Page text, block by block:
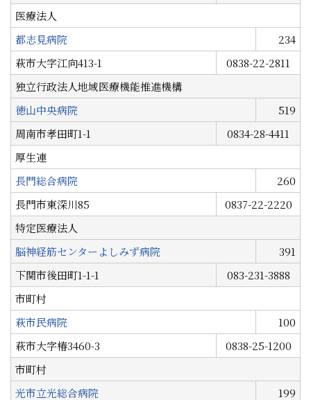
医療法人
都志見病院
234
萩市大字江向413-1
0838-22-2811
独立行政法人地域医療機能推進機構
徳山中央病院
519
周南市孝田町1-1
0834-28-4411
厚生連
長門総合病院
260
長門市東深川85
0837-22-2220
特定医療法人
脳神経筋センターよしみず病院
391
下関市後田町1-1-1
083-231-3888
市町村
萩市民病院
100
萩市大字椿3460-3
0838-25-1200
市町村
光市立光総合病院
199